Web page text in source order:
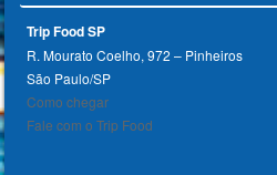
Trip Food SP
R. Mourato Coelho, 972 – Pinheiros
São Paulo/SP ‎
Como chegar
Fale com o Trip Food